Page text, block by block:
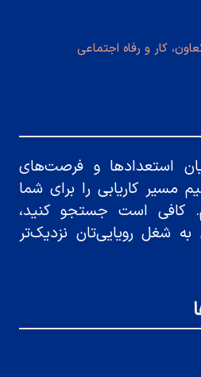
کار و رفاه اجتماعی
استعدادها و فرصت‌های
مسیر کاریابی را برای شما
کافی است جستجو کنید،
شغل رویایی‌تان نزدیک‌تر